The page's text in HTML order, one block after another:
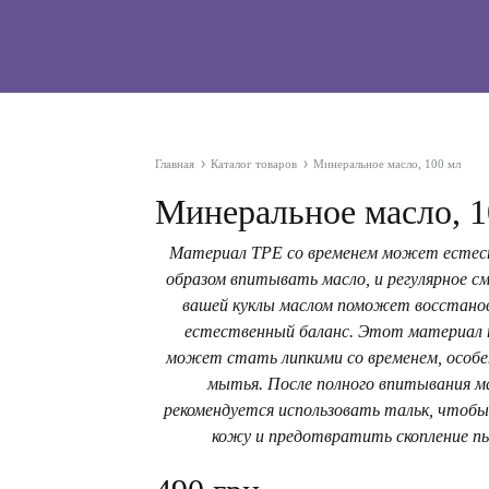
Главная Каталог товаров Минеральное масло, 100 мл
Минеральное масло,
Материал TPE со временем может
образом впитывать масло, и регулярное
вашей куклы маслом поможет
естественный баланс. Этот
может стать липкими со временем,
мытья. После полного впитывания
рекомендуется использовать тальк,
кожу и предотвратить скопление